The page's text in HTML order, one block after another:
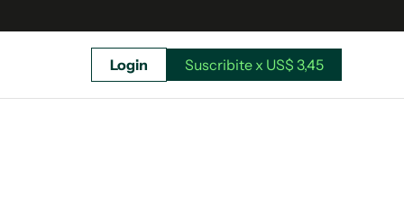
Login Suscribite x US$ 3,45